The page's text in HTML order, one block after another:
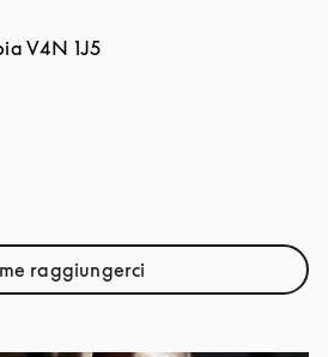
V4N 1J5
raggiungerci
Link Opens in New Tab